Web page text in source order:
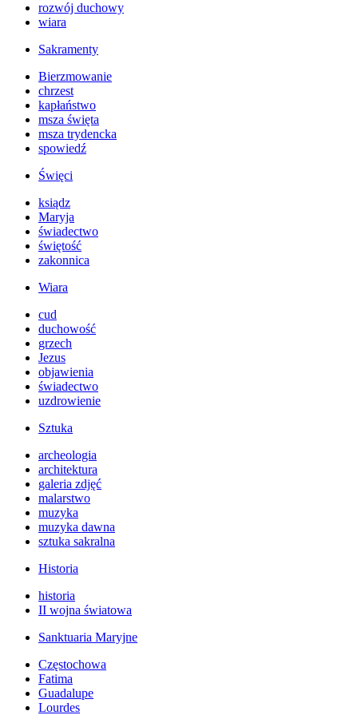
rozwój duchowy
wiara
Sakramenty
Bierzmowanie
chrzest
kapłaństwo
msza święta
msza trydencka
spowiedź
Święci
ksiądz
Maryja
świadectwo
świętość
zakonnica
Wiara
cud
duchowość
grzech
Jezus
objawienia
świadectwo
uzdrowienie
Sztuka
archeologia
architektura
galeria zdjęć
malarstwo
muzyka
muzyka dawna
sztuka sakralna
Historia
historia
II wojna światowa
Sanktuaria Maryjne
Częstochowa
Fatima
Guadalupe
Lourdes